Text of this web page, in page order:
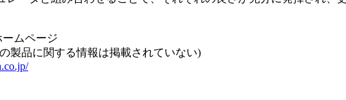
ムページ
製品に関する情報は掲載されていない)